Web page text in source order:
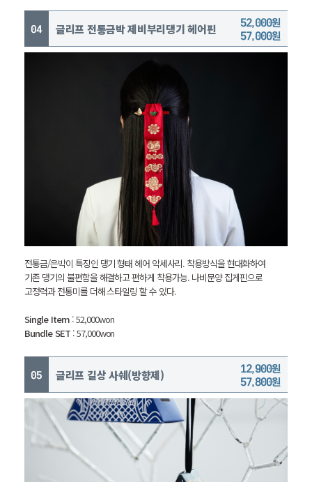
글리프 전통금박 제비부리댕기 헤어핀
52,000원
57,000원
전통금/은박이 특징인 댕기 형태 헤어 악세사리.착용방식을 현대화하여
기존 댕기의 불편함을 해결하고 편하게 착용가능.나비문양 집게핀으로
고정력과 전통미를 더해 스타일링 할 수 있다.
Single Item : 52,000won
Bundle SET: 57,000won
글리프 길상 사쉐(방향제)
12,900원
57,800원